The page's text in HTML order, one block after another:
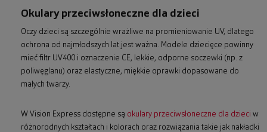
Okulary przeciwsłoneczne dla dzieci
Oczy dzieci są szczególnie wrażliwe na promieniowanie UV, dlatego
ochrona od najmłodszych lat jest ważna. Modele dziecięce powinny
mieć filtr UV400 i oznaczenie CE, lekkie, odporne soczewki (np. z
poliwęglanu) oraz elastyczne, miękkie oprawki dopasowane do
małych twarzy.
W Vision Express dostępne są okulary przeciwsłoneczne dla dzieci w
różnorodnych kształtach i kolorach oraz rozwiązania takie jak nakładki